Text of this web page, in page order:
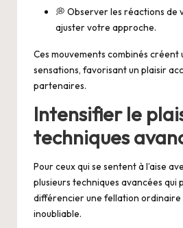
💭 Observer les réactions
ajuster votre approche.
Ces mouvements combinés créent
sensations, favorisant un plaisir
partenaires.
Intensifier le
techniques
Pour ceux qui se sentent à l’aise
plusieurs techniques avancées qui
différencier une fellation ordinaire
inoubliable.